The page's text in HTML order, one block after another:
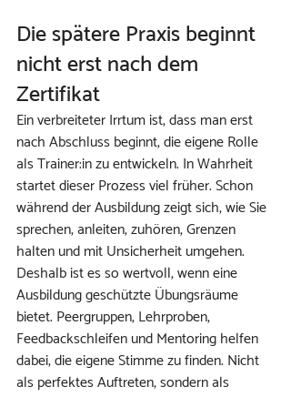
Die spätere Praxis beginnt
nicht erst nach dem
Zertifikat
Ein verbreiteter Irrtum ist, dass man erst
nach Abschluss beginnt, die eigene Rolle
als Trainer:in zu entwickeln. In Wahrheit
startet dieser Prozess viel früher. Schon
während der Ausbildung zeigt sich, wie Sie
sprechen, anleiten, zuhören, Grenzen
halten und mit Unsicherheit umgehen.
Deshalb ist es so wertvoll, wenn eine
Ausbildung geschützte Übungsräume
bietet. Peergruppen, Lehrproben,
Feedbackschleifen und Mentoring helfen
dabei, die eigene Stimme zu finden. Nicht
als perfektes Auftreten, sondern als